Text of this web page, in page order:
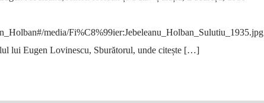
media/Fi%C8%99ier:Jebeleanu_Holban_Sulutiu_1935.jpg
lui Eugen Lovinescu, Sburătorul, unde citește […]